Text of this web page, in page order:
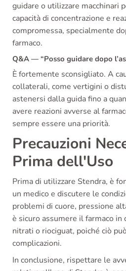
guidare o utilizzare macchinari
capacità di concentrazione e
compromessa, specialmente
farmaco.
Q&A — “Posso guidare dopo
È fortemente sconsigliato. A
collaterali, come vertigini o
astenersi dalla guida fino a
avere reazioni avverse al
sempre essere una priorità.
Precauzioni
Prima dell'Uso
Prima di utilizzare Stendra, è
un medico e discutere le
problemi di cuore, pressione
è sicuro assumere il farmaco in
nitrati o riociguat, poiché ciò
complicazioni.
In conclusione, rispettare le